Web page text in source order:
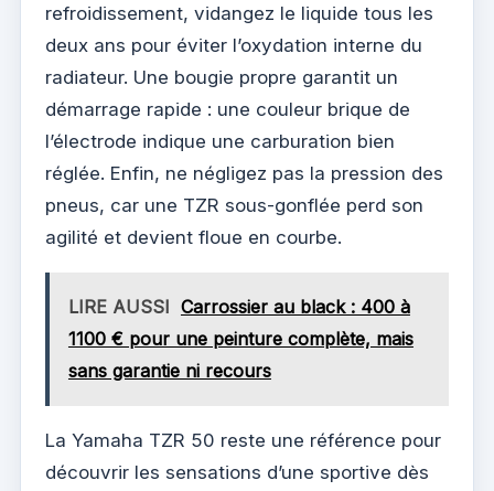
refroidissement, vidangez le liquide tous les
deux ans pour éviter l’oxydation interne du
radiateur. Une bougie propre garantit un
démarrage rapide : une couleur brique de
l’électrode indique une carburation bien
réglée. Enfin, ne négligez pas la pression des
pneus, car une TZR sous-gonflée perd son
agilité et devient floue en courbe.
LIRE AUSSI Carrossier au black : 400 à
1100 € pour une peinture complète, mais
sans garantie ni recours
La Yamaha TZR 50 reste une référence pour
découvrir les sensations d’une sportive dès